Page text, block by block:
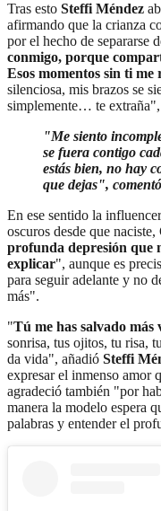
Tras esto Steffi Méndez
afirmando que la crianza
por el hecho de separarse
conmigo, porque
Esos momentos sin ti me
silenciosa, mis brazos se
simplemente… te extraña",
"Me siento
se fuera contigo
estás bien, no hay
que dejas",
En ese sentido la
oscuros desde que naciste,
profunda depresión que
explicar", aunque es
para seguir adelante y no
más".
"Tú me has salvado más
sonrisa, tus ojitos, tu risa,
da vida", añadió Steffi
expresar el inmenso amor
agradeció también "por
manera la modelo espera
palabras y entender el